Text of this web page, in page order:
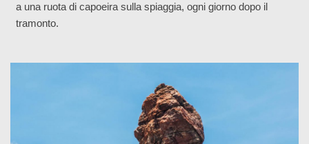
a una ruota di capoeira sulla spiaggia, ogni giorno dopo il
tramonto.